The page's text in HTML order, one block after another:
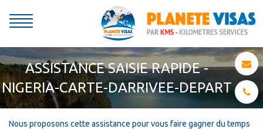
ASSISTANCE SAISIE RAPIDE -
NIGERIA-CARTE-DARRIVEE-DEPART
Nous proposons cette assistance pour vous faire gagner du temps